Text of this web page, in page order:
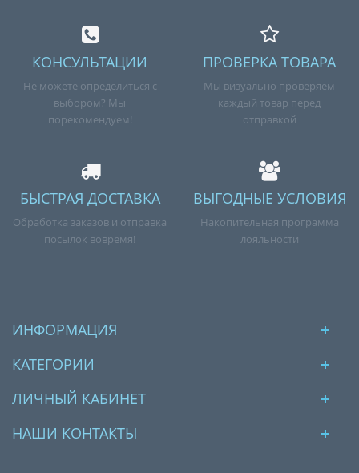
КОНСУЛЬТАЦИИ
Не можете определиться с
выбором? Мы
порекомендуем!
ПРОВЕРКА ТОВАРА
Мы визуально проверяем
каждый товар перед
отправкой
БЫСТРАЯ ДОСТАВКА
Обработка заказов и отправка
посылок вовремя!
ВЫГОДНЫЕ УСЛОВИЯ
Накопительная программа
лояльности
ИНФОРМАЦИЯ
КАТЕГОРИИ
ЛИЧНЫЙ КАБИНЕТ
НАШИ КОНТАКТЫ